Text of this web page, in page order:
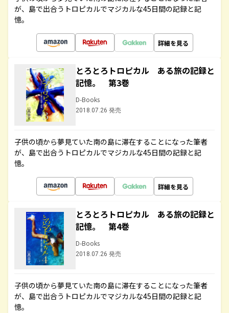
が、島で出合うトロピカルでマジカルな45日間の記録と記
憶。
詳細を見る
とろとろトロピカル ある旅の記録と
記憶。 第3巻
D-Books
2018.07.26 発売
子供の頃から夢見ていた南の島に滞在することになった筆者
が、島で出合うトロピカルでマジカルな45日間の記録と記
憶。
詳細を見る
とろとろトロピカル ある旅の記録と
記憶。 第4巻
D-Books
2018.07.26 発売
子供の頃から夢見ていた南の島に滞在することになった筆者
が、島で出合うトロピカルでマジカルな45日間の記録と記
憶。